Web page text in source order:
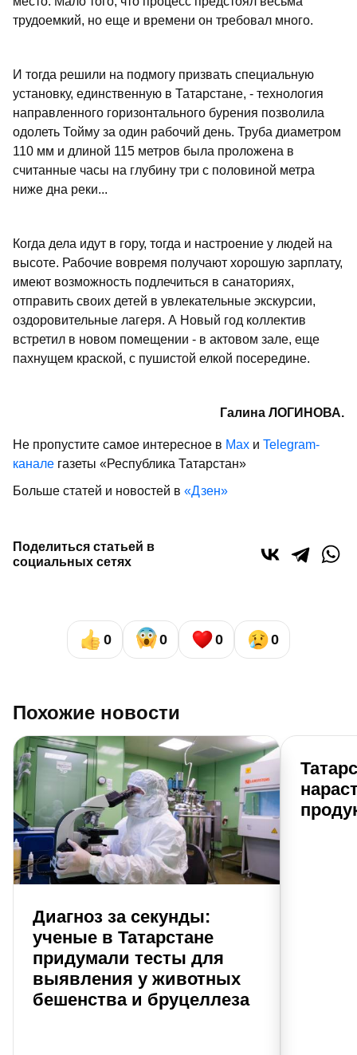
трудоемкий, но еще и времени он требовал много.
И тогда решили на подмогу призвать специальную
установку, единственную в Татарстане, - технология
направленного горизонтального бурения позволила
одолеть Тойму за один рабочий день. Труба диаметром
110 мм и длиной 115 метров была проложена в
считанные часы на глубину три с половиной метра
ниже дна реки...
Когда дела идут в гору, тогда и настроение у людей на
высоте. Рабочие вовремя получают хорошую зарплату,
имеют возможность подлечиться в санаториях,
отправить своих детей в увлекательные экскурсии,
оздоровительные лагеря. А Новый год коллектив
встретил в новом помещении - в актовом зале, еще
пахнущем краской, с пушистой елкой посередине.
Галина ЛОГИНОВА.
Не пропустите самое интересное в Max и Telegram-
канале газеты «Республика Татарстан»
Больше статей и новостей в «Дзен»
Поделиться статьей в
социальных сетях
0 0 0 0
Похожие новости
Диагноз за секунды:
ученые в Татарстане
придумали тесты для
выявления у животных
бешенства и бруцеллеза